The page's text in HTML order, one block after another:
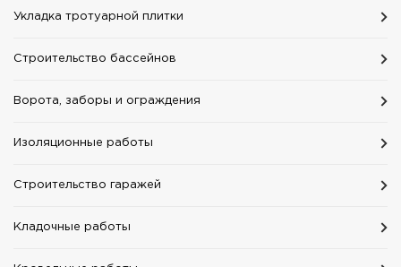
Укладка тротуарной плитки
Строительство бассейнов
Ворота, заборы и ограждения
Изоляционные работы
Строительство гаражей
Кладочные работы